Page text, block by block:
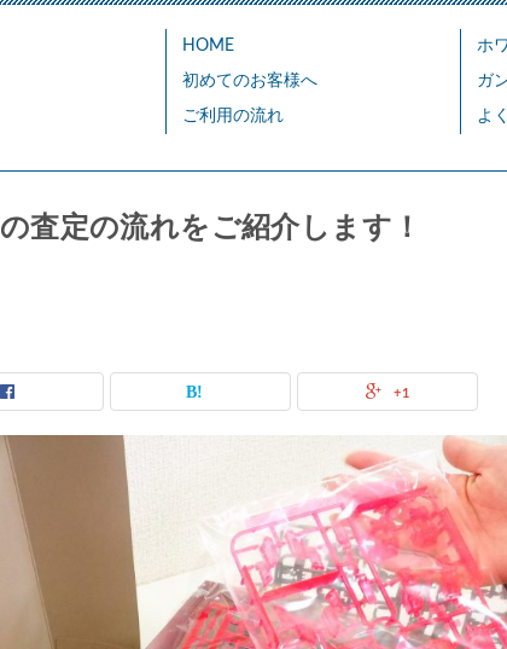
HOME
初めてのお客様へ
ご利用の流れ
ホ
ガ
よ
査定の流れをご紹介します！
+1